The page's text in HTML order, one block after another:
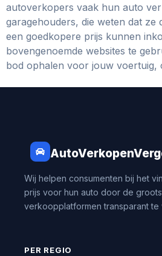
autoverkopers vaak hun auto
garagehouders, die weten dat ze
een goedkopere prijs kunnen
bovengenoemde websites te
bod ophalen voor jouw voertuig,
Wij helpen consumenten bij het
prijs voor hun auto door de
verkoopplatformen transparant te
PER REGIO